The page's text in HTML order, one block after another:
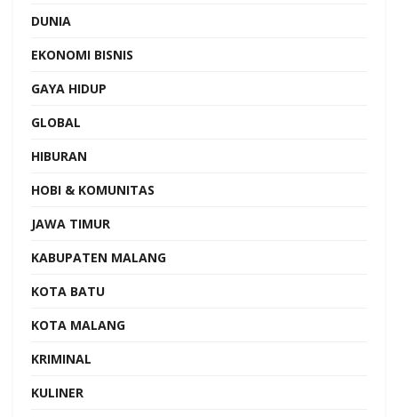
DUNIA
EKONOMI BISNIS
GAYA HIDUP
GLOBAL
HIBURAN
HOBI & KOMUNITAS
JAWA TIMUR
KABUPATEN MALANG
KOTA BATU
KOTA MALANG
KRIMINAL
KULINER